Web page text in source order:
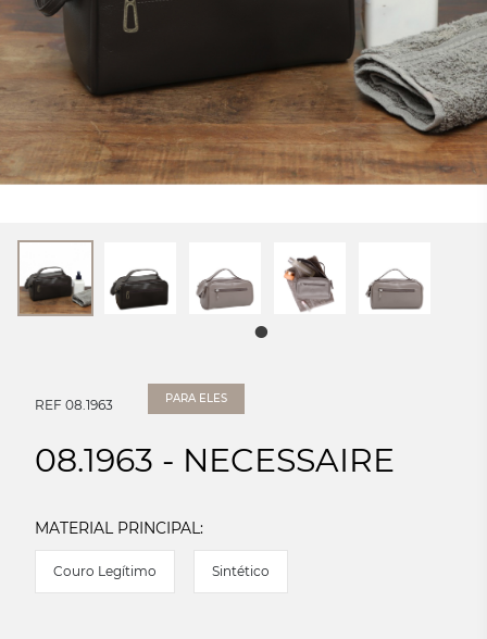
REF 08.1963 PARA ELES
08.1963 - NECESSAIRE
MATERIAL PRINCIPAL:
Couro Legítimo Sintético